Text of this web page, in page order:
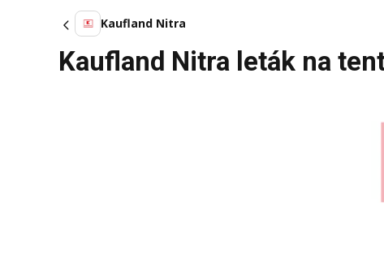
Kaufland Nitra
Kaufland Nitra leták na